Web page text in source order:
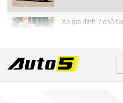
Xe gia đình 7 chỗ
Bán tải điện
mại bất ngờ xuất